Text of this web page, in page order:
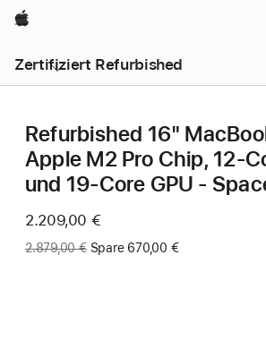
Apple
Zertifiziert Refurbished
Refurbished 16"
Apple M2 Pro Chip,
und 19‑Core GPU -
Jetzt
2.209,00 €
Vorher:
2.879,00 € Spare 670,00 €